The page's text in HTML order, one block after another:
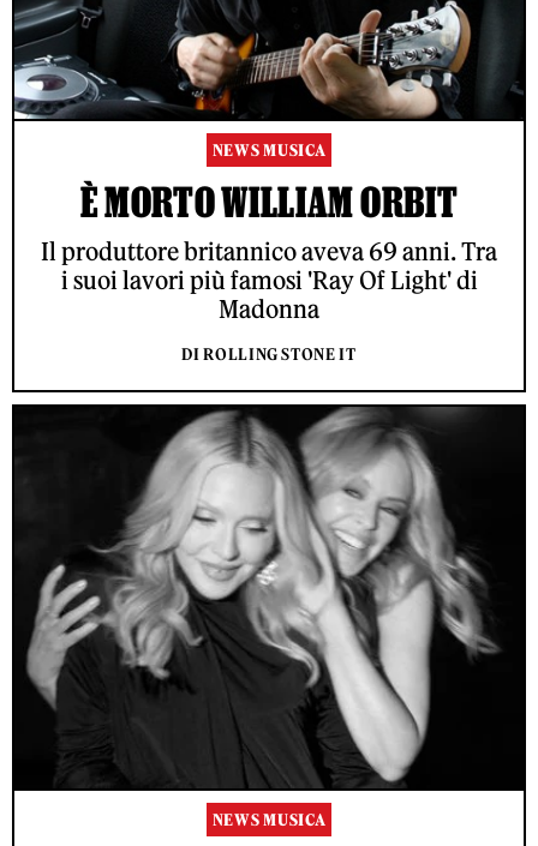
NEWS MUSICA
È MORTO WILLIAM ORBIT
Il produttore britannico aveva 69 anni. Tra
i suoi lavori più famosi 'Ray Of Light' di
Madonna
DI ROLLING STONE IT
NEWS MUSICA